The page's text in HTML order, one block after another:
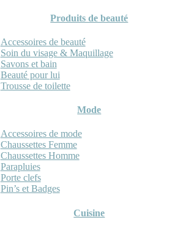
Produits de beauté
Accessoires de beauté
Soin du visage & Maquillage
Savons et bain
Beauté pour lui
Trousse de toilette
Mode
Accessoires de mode
Chaussettes Femme
Chaussettes Homme
Parapluies
Porte clefs
Pin’s et Badges
Cuisine